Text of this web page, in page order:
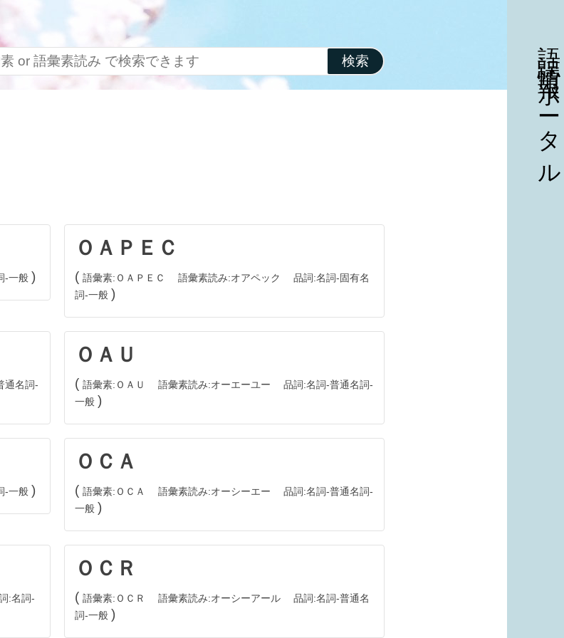
語誌情報ポータル
一般
ＯＡＰＥＣ
語彙素 ＯＡＰＥＣ 語彙素読み オアペック 品詞 名詞
固有名
詞 一般
通名詞
ＯＡＵ
語彙素 ＯＡＵ 語彙素読み オーエーユー 品詞 名詞 普通名詞
一般
一般
ＯＣＡ
語彙素 ＯＣＡ 語彙素読み オーシーエー 品詞 名詞 普通名詞
一般
名詞
ＯＣＲ
語彙素 ＯＣＲ 語彙素読み オーシーアール 品詞 名詞 普通名
詞 一般